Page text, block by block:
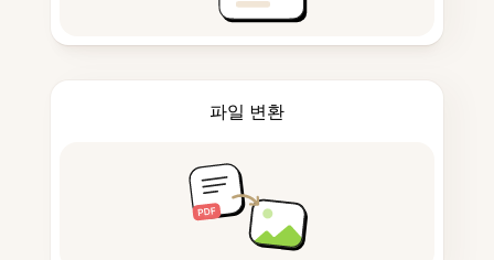
파일 변환